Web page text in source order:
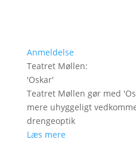
Anmeldelse
Teatret Møllen:
'Oskar'
Teatret Møllen gør med
mere uhyggeligt
drengeoptik
Læs mere